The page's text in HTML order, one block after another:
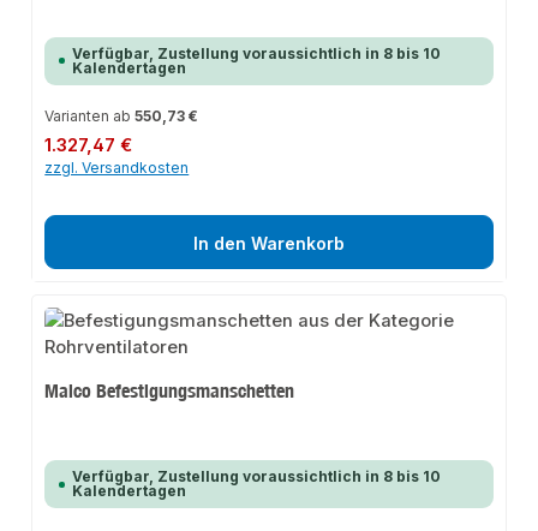
Verfügbar, Zustellung voraussichtlich in 8 bis 10
Kalendertagen
Varianten ab 550,73 €
Regulärer Preis:
1.327,47 €
zzgl. Versandkosten
In den Warenkorb
Maico Befestigungsmanschetten
Verfügbar, Zustellung voraussichtlich in 8 bis 10
Kalendertagen